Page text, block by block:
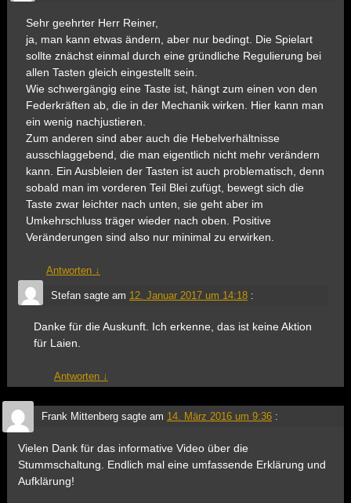
Sehr geehrter Herr Reiner,
ja, man kann etwas ändern, aber nur bedingt. Die Spielart
sollte znächst einmal durch eine gründliche Regulierung bei
allen Tasten gleich eingestellt sein.
Wie schwergängig eine Taste ist, hängt zum einen von den
Federkräften ab, die in der Mechanik wirken. Hier kann man
ein wenig nachjustieren.
Zum anderen sind aber auch die Hebelverhältnisse
ausschlaggebend, die man eigentlich nicht mehr verändern
kann. Ein Ausbleien der Tasten ist auch problematisch, denn
sobald man im vorderen Teil Blei zufügt, bewegt sich die
Taste zwar leichter nach unten, sie geht aber im
Umkehrschluss träger wieder nach oben. Positive
Veränderungen sind also nur minimal zu erwirken.
Antworten ↓
Stefansagte am 12. Januar 2017 um 14:18 :
Danke für die Auskunft. Ich erkenne, das ist keine Aktion
für Laien.
Antworten ↓
Frank Mittenbergsagte am 14. März 2016 um 9:36 :
Vielen Dank für das informative Video über die
Stummschaltung. Endlich mal eine umfassende Erklärung und
Aufklärung!